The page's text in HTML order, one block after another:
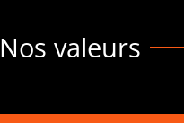
Nos valeurs